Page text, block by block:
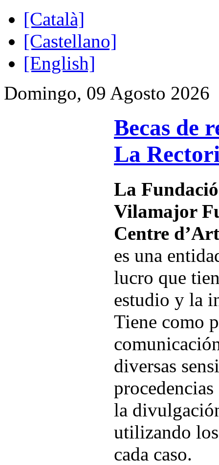
[Català]
[Castellano]
[English]
Domingo, 09 Agosto 2026
Becas de
La
La
Vilamajor
Centre
es una
lucro que
estudio y la
Tiene como
diversas
la
utilizando
cada caso.